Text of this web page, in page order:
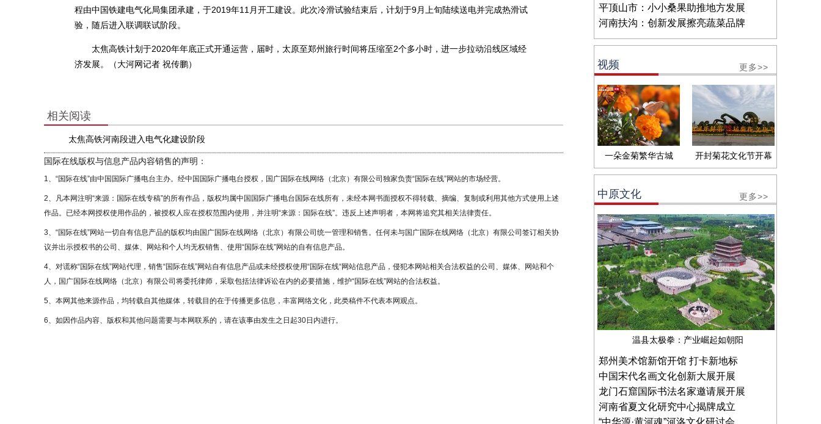
程由中国铁建电气化局集团承建，于2019年11月开工建设。此次冷滑试验结束后，计划于9月上旬陆续送电并完成热滑试
验，随后进入联调联试阶段。
太焦高铁计划于2020年年底正式开通运营，届时，太原至郑州旅行时间将压缩至2个多小时，进一步拉动沿线区域经
济发展。（大河网记者 祝传鹏）
相关阅读
太焦高铁河南段进入电气化建设阶段
国际在线版权与信息产品内容销售的声明：
1、“国际在线”由中国国际广播电台主办。经中国国际广播电台授权，国广国际在线网络（北京）有限公司独家负责“国际在线”网站的市场经营。
2、凡本网注明“来源：国际在线专稿”的所有作品，版权均属中国国际广播电台国际在线所有，未经本网书面授权不得转载、摘编、复制或利用其他方式使用上述
作品。已经本网授权使用作品的，被授权人应在授权范围内使用，并注明“来源：国际在线”。违反上述声明者，本网将追究其相关法律责任。
3、“国际在线”网站一切自有信息产品的版权均由国广国际在线网络（北京）有限公司统一管理和销售。任何未与国广国际在线网络（北京）有限公司签订相关协
议并出示授权书的公司、媒体、网站和个人均无权销售、使用“国际在线”网站的自有信息产品。
4、对谎称“国际在线”网站代理，销售“国际在线”网站自有信息产品或未经授权使用“国际在线“网站信息产品，侵犯本网站相关合法权益的公司、媒体、网站和个
人，国广国际在线网络（北京）有限公司将委托律师，采取包括法律诉讼在内的必要措施，维护“国际在线”网站的合法权益。
5、本网其他来源作品，均转载自其他媒体，转载目的在于传播更多信息，丰富网络文化，此类稿件不代表本网观点。
6、如因作品内容、版权和其他问题需要与本网联系的，请在该事由发生之日起30日内进行。
平顶山市：小小桑果助推地方发展
河南扶沟：创新发展擦亮蔬菜品牌
视频 更多>>
一朵金菊繁华古城 开封菊花文化节开幕
中原文化 更多>>
温县太极拳：产业崛起如朝阳
郑州美术馆新馆开馆 打卡新地标
中国宋代名画文化创新大展开展
龙门石窟国际书法名家邀请展开展
河南省夏文化研究中心揭牌成立
“中华源·黄河魂”河洛文化研讨会